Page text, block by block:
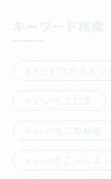
キーワード検索
5分で作れるおつ
いいちこ12度
いいちこの科学
いいちこシルエッ